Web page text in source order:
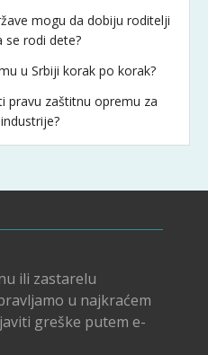
mogu da dobiju roditelji
se rodi dete?
u Srbiji korak po korak?
pravu zaštitnu opremu za
ili zastarelu
u najkraćem
greške putem e-